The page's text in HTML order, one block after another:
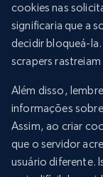
cookies nas
significaria que a
decidir bloqueá-
scrapers
Além disso,
informações
Assim, ao criar
que o servidor
usuário diferente.